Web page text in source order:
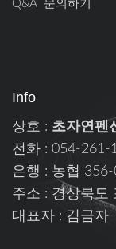
Q&A 문의하기
Info
상호 : 초자연펜
전화 : 054-261-
은행 : 농협
주소 : 경상북도
대표자 : 김금자